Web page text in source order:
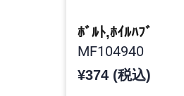
ﾎﾞﾙﾄ,ﾎｲﾙﾊﾌﾞ
MF104940
¥374 (税込)